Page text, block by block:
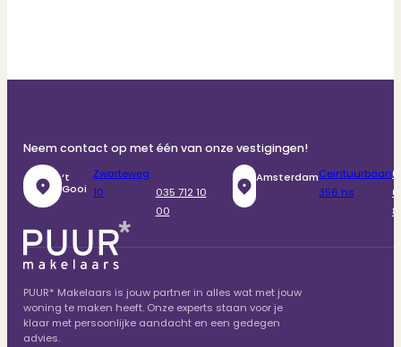
Neem contact op met één van onze vestigingen!
‘t
Gooi
Zwarteweg
10
035 712 10
00
AmsterdamCeintuurbaan
356 hs
PUUR* Makelaars is jouw partner in alles wat met jouw
woning te maken heeft. Onze experts staan voor je
klaar met persoonlijke aandacht en een gedegen
advies.